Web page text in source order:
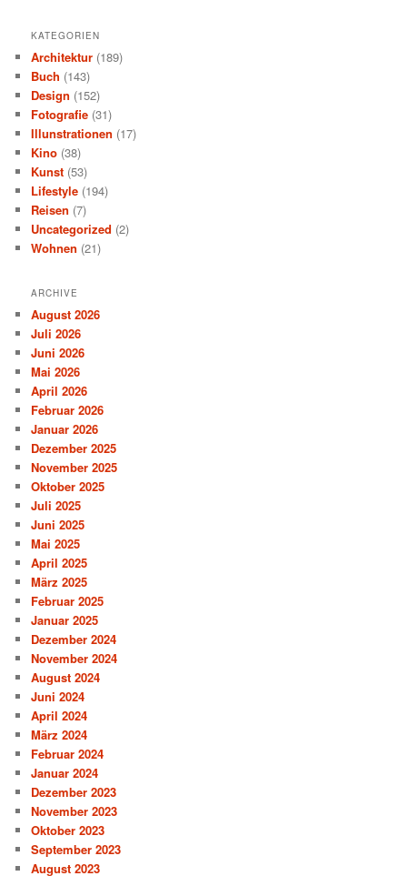
KATEGORIEN
Architektur (189)
Buch (143)
Design (152)
Fotografie (31)
Illunstrationen (17)
Kino (38)
Kunst (53)
Lifestyle (194)
Reisen (7)
Uncategorized (2)
Wohnen (21)
ARCHIVE
August 2026
Juli 2026
Juni 2026
Mai 2026
April 2026
Februar 2026
Januar 2026
Dezember 2025
November 2025
Oktober 2025
Juli 2025
Juni 2025
Mai 2025
April 2025
März 2025
Februar 2025
Januar 2025
Dezember 2024
November 2024
August 2024
Juni 2024
April 2024
März 2024
Februar 2024
Januar 2024
Dezember 2023
November 2023
Oktober 2023
September 2023
August 2023